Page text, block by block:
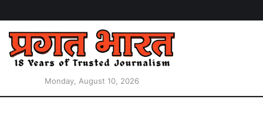
Monday, August 10, 2026